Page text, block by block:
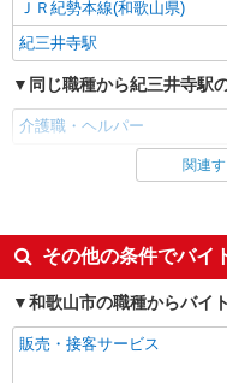
パート
パナソニック エイジフリー
ショー
時給
による ※
無事故無
7:00〜
山北島
パート
パナソニック エイジフリー
時
による
ＪＲ紀勢本線(和歌山県)
紀三井寺駅
同じ職種から紀三井寺駅
介護職・ヘルパー
同じ雇用形態から紀三井
同じ特徴から紀三井寺駅
即日勤務OK
未経験歓迎
関連
その他の条件でバイ
和歌山市の職種からバイ
販売・接客サービス